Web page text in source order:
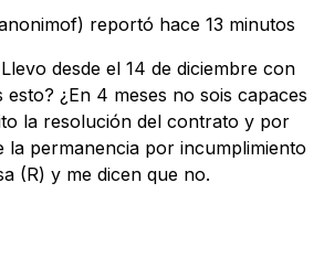
reportó hace 13 minutos
Llevo desde el 14 de diciembre con
esto? ¿En 4 meses no sois capaces
la resolución del contrato y por
la permanencia por incumplimiento
(R) y me dicen que no.